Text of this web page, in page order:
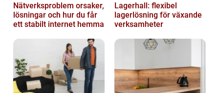
Nätverksproblem orsaker,
lösningar och hur du får
ett stabilt internet hemma
Lagerhall: flexibel
lagerlösning för växande
verksamheter